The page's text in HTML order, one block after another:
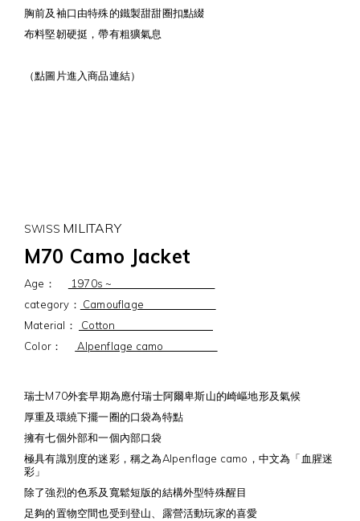
胸前及袖口由特殊的鐵製甜甜圈扣點綴
布料堅韌硬挺，帶有粗獷氣息
（點圖片進入商品連結）
SWISS MILITARY
M70 Camo Jacket
Age：
1970s ~
category： Camouflage
Material：
Cotton
Color：
Alpenflage camo
瑞士M70外套早期為應付瑞士阿爾卑斯山的崎嶇地形及氣候
厚重及環繞下擺一圈的口袋為特點
擁有七個外部和一個內部口袋
極具有識別度的迷彩，稱之為Alpenflage camo，中文為「血腥迷
彩」
除了強烈的色系及寬鬆短版的結構外型特殊醒目
足夠的置物空間也受到登山、露營活動玩家的喜愛